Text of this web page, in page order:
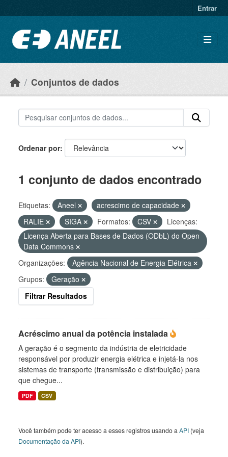
Entrar
Conjuntos de dados
Ordenar por
1 conjunto de dados encontrado
Etiquetas: Aneel
acrescimo de capacidade
RALIE
SIGA Formatos: CSV
Licenças:
Licença Aberta para Bases de Dados (ODbL) do Open
Data Commons
Organizações:
Agência Nacional de Energia Elétrica
Grupos:
Geração
Filtrar Resultados
Acréscimo anual da potência instalada
A geração é o segmento da indústria de eletricidade
responsável por produzir energia elétrica e injetá-la nos
sistemas de transporte (transmissão e distribuição) para
que chegue...
PDF CSV
Você também pode ter acesso a esses registros usando a API (veja
Documentação da API).